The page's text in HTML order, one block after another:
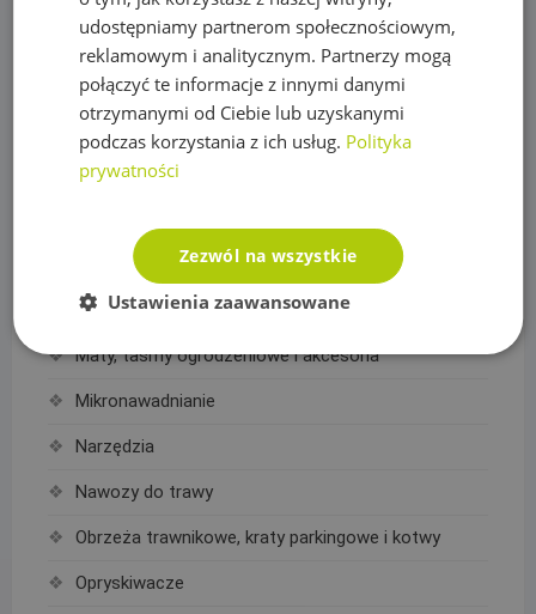
Lampki choinkowe kolorowe
Łazienka, Kuchnia
Baterie
Deszczownice
Akcesoria do linii kroplujących
Linie kroplujące
Maty, taśmy ogrodzeniowe i akcesoria
Mikronawadnianie
Narzędzia
Nawozy do trawy
Obrzeża trawnikowe, kraty parkingowe i kotwy
Opryskiwacze
udostępniamy partnerom społecznościowym,
reklamowym i analitycznym. Partnerzy mogą
połączyć te informacje z innymi danymi
otrzymanymi od Ciebie lub uzyskanymi
podczas korzystania z ich usług. Polityka
prywatności
Zezwól na wszystkie
Ustawienia zaawansowane